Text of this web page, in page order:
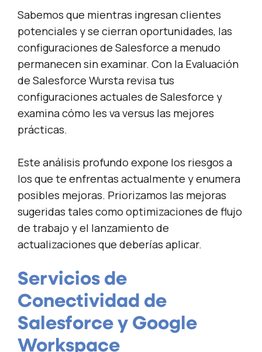
Sabemos que mientras ingresan clientes
potenciales y se cierran oportunidades, las
configuraciones de Salesforce a menudo
permanecen sin examinar. Con la Evaluación
de Salesforce Wursta revisa tus
configuraciones actuales de Salesforce y
examina cómo les va versus las mejores
prácticas.
Este análisis profundo expone los riesgos a
los que te enfrentas actualmente y enumera
posibles mejoras. Priorizamos las mejoras
sugeridas tales como optimizaciones de flujo
de trabajo y el lanzamiento de
actualizaciones que deberías aplicar.
Servicios de
Conectividad de
Salesforce y Google
Workspace